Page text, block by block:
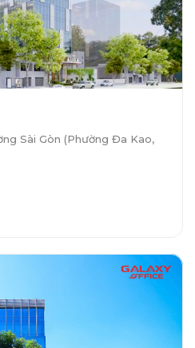
Sài Gòn (Phường Đa Kao,